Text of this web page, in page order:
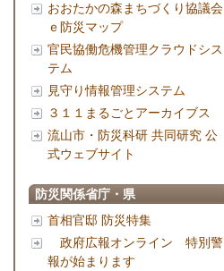
おおたかの森まちづくり協議会
ｅ防災マップ
官民協働危機管理クラウドシス
テム
見守り情報管理システム
３１１まるごとアーカイブス
流山市・防災科研 共同研究 公
式ウェブサイト
防災関係省庁・県
首相官邸 防災特集
政府広報オンライン 特別警
報が始まります